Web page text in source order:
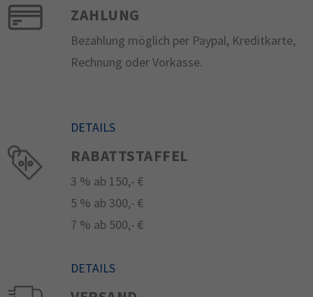
ZAHLUNG
Bezahlung möglich per Paypal, Kreditkarte,
Rechnung oder Vorkasse.
DETAILS
RABATTSTAFFEL
3 % ab 150,- €
5 % ab 300,- €
7 % ab 500,- €
DETAILS